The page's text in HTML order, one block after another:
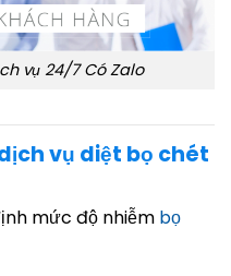
vụ 24/7 Có Zalo
vụ diệt bọ chét
mức độ nhiễm bọ